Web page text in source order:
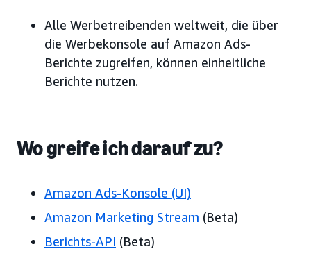
Alle Werbetreibenden weltweit, die über
die Werbekonsole auf Amazon Ads-
Berichte zugreifen, können einheitliche
Berichte nutzen.
Wo greife ich darauf zu?
Amazon Ads-Konsole (UI)
Amazon Marketing Stream (Beta)
Berichts-API (Beta)